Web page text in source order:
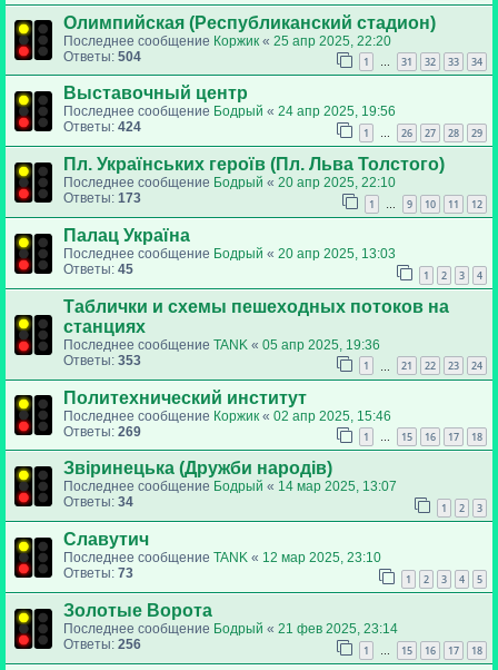
Олимпийская (Республиканский стадион)
Последнее сообщение Коржик « 25 апр 2025, 22:20
Ответы: 504 1 … 31 32 33 34
Выставочный центр
Последнее сообщение Бодрый « 24 апр 2025, 19:56
Ответы: 424 1 … 26 27 28 29
Пл. Українських героїв (Пл. Льва Толстого)
Последнее сообщение Бодрый « 20 апр 2025, 22:10
Ответы: 173 1 9 10 11 12
Палац Україна
Последнее сообщение Бодрый « 20 апр 2025, 13:03
Ответы: 45 1 2 3 4
Таблички и схемы пешеходных потоков на
станциях
Последнее сообщение TANK « 05 апр 2025, 19:36
Ответы: 353 1 21 22 23 24
Политехнический институт
Последнее сообщение Коржик « 02 апр 2025, 15:46
Ответы: 269 1 … 15 16 17 18
Звіринецька (Дружби народів)
Последнее сообщение Бодрый « 14 мар 2025, 13:07
Ответы: 34 1 2 3
Славутич
Последнее сообщение TANK « 12 мар 2025, 23:10
Ответы: 73 1 2 3 4 5
Золотые Ворота
Последнее сообщение Бодрый « 21 фев 2025, 23:14
Ответы: 256 1 15 16 17 18